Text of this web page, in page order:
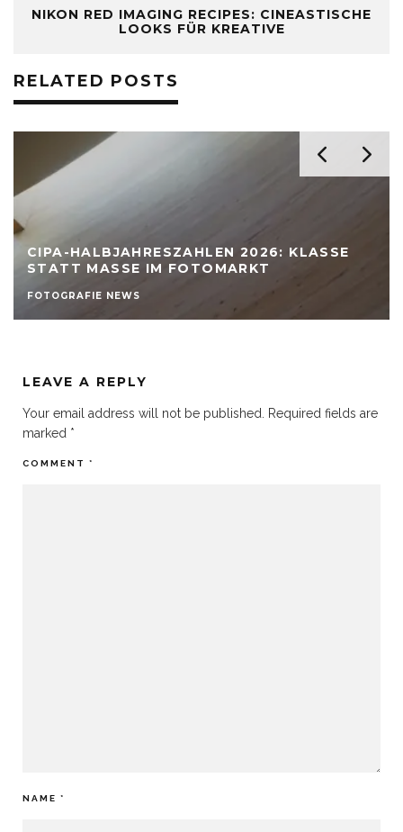
NIKON RED IMAGING RECIPES: CINEASTISCHE
LOOKS FÜR KREATIVE
RELATED POSTS
CIPA-HALBJAHRESZAHLEN 2026: KLASSE
STATT MASSE IM FOTOMARKT
FOTOGRAFIE NEWS
LEAVE A REPLY
Your email address will not be published.
Required fields are
marked *
COMMENT *
NAME *